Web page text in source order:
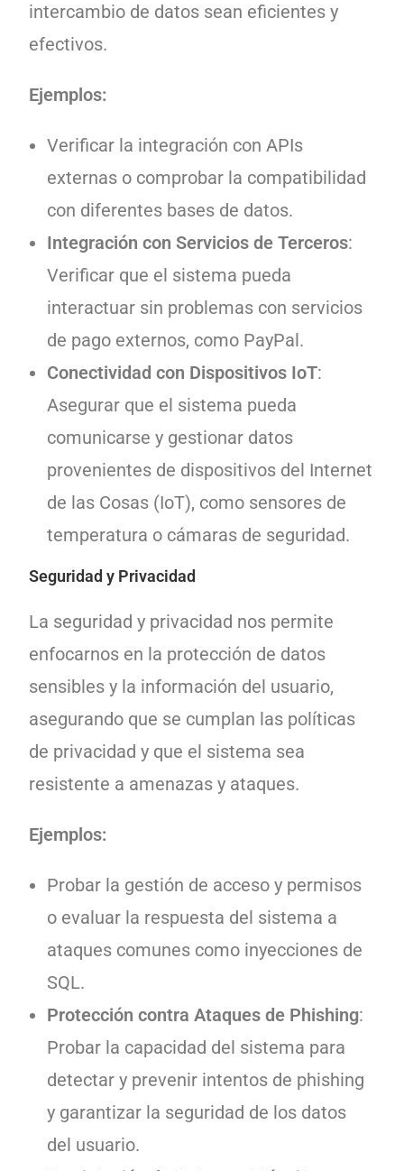
intercambio de datos sean eficientes y
efectivos.
Ejemplos:
Verificar la integración con APIs
externas o comprobar la compatibilidad
con diferentes bases de datos.
Integración con Servicios de Terceros:
Verificar que el sistema pueda
interactuar sin problemas con servicios
de pago externos, como PayPal.
Conectividad con Dispositivos IoT:
Asegurar que el sistema pueda
comunicarse y gestionar datos
provenientes de dispositivos del Internet
de las Cosas (IoT), como sensores de
temperatura o cámaras de seguridad.
Seguridad y Privacidad
La seguridad y privacidad nos permite
enfocarnos en la protección de datos
sensibles y la información del usuario,
asegurando que se cumplan las políticas
de privacidad y que el sistema sea
resistente a amenazas y ataques.
Ejemplos:
Probar la gestión de acceso y permisos
o evaluar la respuesta del sistema a
ataques comunes como inyecciones de
SQL.
Protección contra Ataques de Phishing:
Probar la capacidad del sistema para
detectar y prevenir intentos de phishing
y garantizar la seguridad de los datos
del usuario.